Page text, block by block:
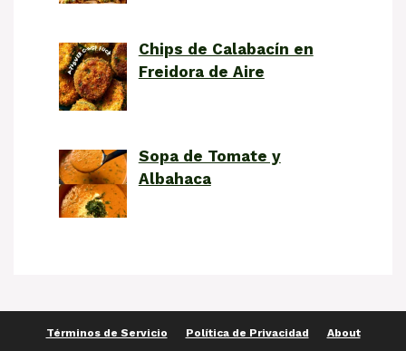
Chips de Calabacín en
Freidora de Aire
Sopa de Tomate y
Albahaca
Términos de Servicio Política de Privacidad
About